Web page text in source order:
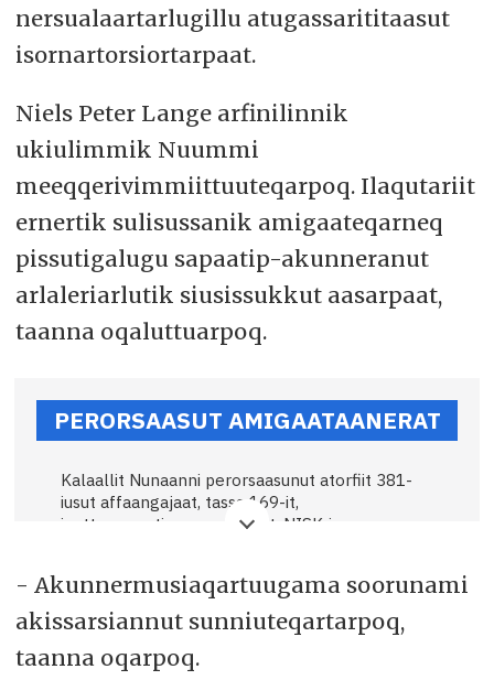
nersualaartarlugillu atugassarititaasut
isornartorsiortarpaat.
Niels Peter Lange arfinilinnik
ukiulimmik Nuummi
meeqqerivimmiittuuteqarpoq. Ilaqutariit
ernertik sulisussanik amigaateqarneq
pissutigalugu sapaatip-akunneranut
arlaleriarlutik siusissukkut aasarpaat,
taanna oqaluttuarpoq.
PERORSAASUT AMIGAATAANERAT
Kalaallit Nunaanni perorsaasunut atorfiit 381-
iusut affaangajaat, tassa 169-it,
inuttassaqartinneqanngitsut, NISK-ip
Kisitsisinik nutaanerusunik soqanngilaq.
Perorsaasunut atorfiit nuna tamakkerlugu
inuttassarsiuunneqartut katillugit 79-iusut,
- Akunnermusiaqartuugama soorunami
akissarsiannut sunniuteqartarpoq,
taanna oqarpoq.